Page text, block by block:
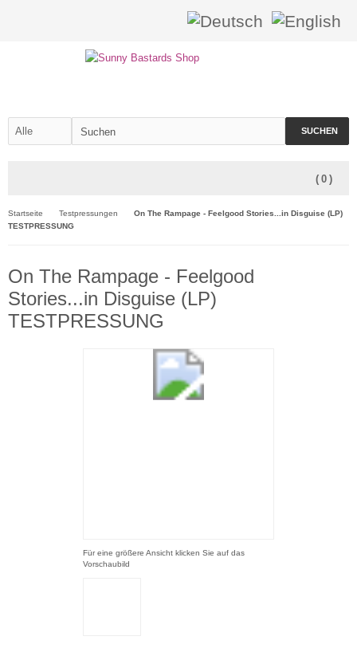
SUCHEN
( 0 )
Startseite Testpressungen
On The Rampage - Feelgood Stories...in Disguise (LP)
TESTPRESSUNG
On The Rampage - Feelgood
Stories...in Disguise (LP)
TESTPRESSUNG
Für eine größere Ansicht klicken Sie auf das
Vorschaubild